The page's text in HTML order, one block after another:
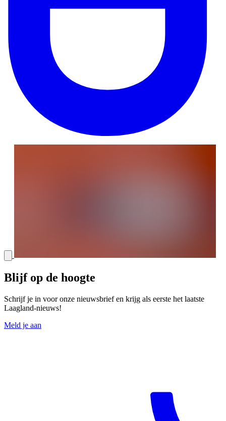
Blijf op de hoogte
Schrijf je in voor onze nieuwsbrief en krijg als eerste het laatste
Laagland-nieuws!
Meld je aan